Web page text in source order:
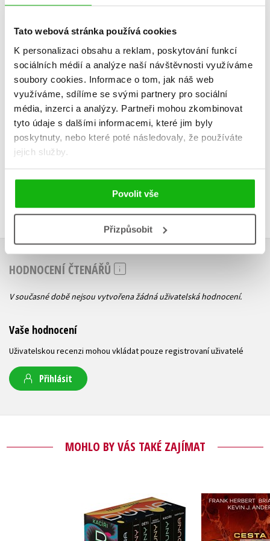
Tato webová stránka používá cookies
K personalizaci obsahu a reklam, poskytování funkcí
sociálních médií a analýze naší návštěvnosti využíváme
soubory cookies. Informace o tom, jak náš web
využíváme, sdílíme se svými partnery pro sociální
média, inzerci a analýzy. Partneři mohou zkombinovat
tyto údaje s dalšími informacemi, které jim byly
poskytnuty, nebo které poté následovaly, že používáte
jejich služby.
Povolit vše
Přizpůsobit
Kapitula: Duna
Do košíku
549 Kč
439 Kč
Kacíři
439 Kč
HODNOCENÍ ČTENÁŘŮ
V současné době nejsou vytvořena žádná uživatelská hodnocení.
Vaše hodnocení
Uživatelskou recenzi mohou vkládat pouze registrovaní uživatelé
Přihlásit
MOHLO BY VÁS TAKÉ ZAJÍMAT
Duna - box
Frank Herbert
Cesta k
Frank